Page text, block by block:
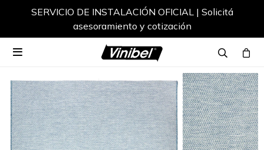
SERVICIO DE INSTALACIÓN OFICIAL | Solicitá
asesoramiento y cotización
